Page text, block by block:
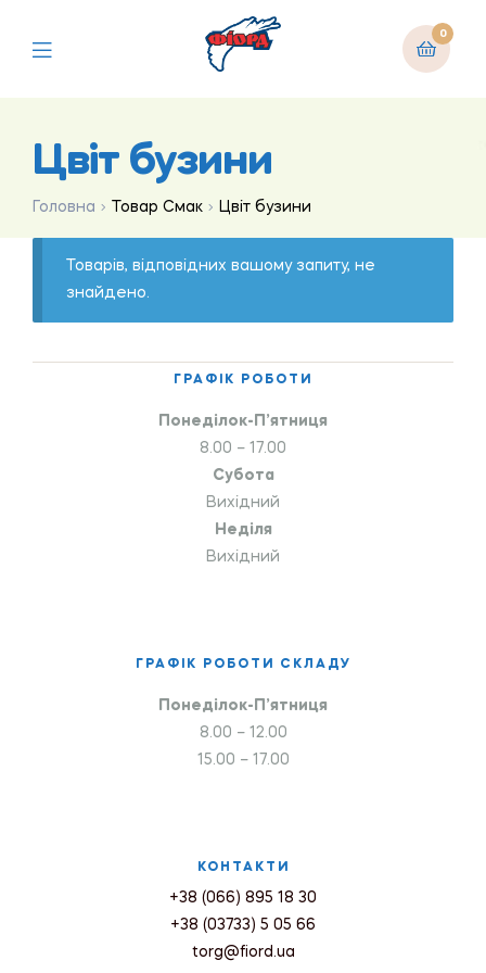
0
Цвіт бузини
Головна Товар Смак Цвіт бузини
Товарів, відповідних вашому запиту, не
знайдено.
ГРАФІК РОБОТИ
Понеділок-П’ятниця
8.00 – 17.00
Субота
Вихідний
Неділя
Вихідний
ГРАФІК РОБОТИ СКЛАДУ
Понеділок-П’ятниця
8.00 – 12.00
15.00 – 17.00
КОНТАКТИ
+38 (066) 895 18 30
+38 (03733) 5 05 66
torg@fiord.ua